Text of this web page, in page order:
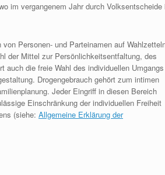
im vergangenem Jahr durch
Personen- und Parteinamen auf
der Mittel zur Persönlichkeitsentfaltung, des
auch die freie Wahl des individuellen Umgangs
Drogengebrauch gehört zum intimen
Jeder Eingriff in diesen Bereich
Einschränkung der individuellen Freiheit
(siehe: Allgemeine Erklärung der